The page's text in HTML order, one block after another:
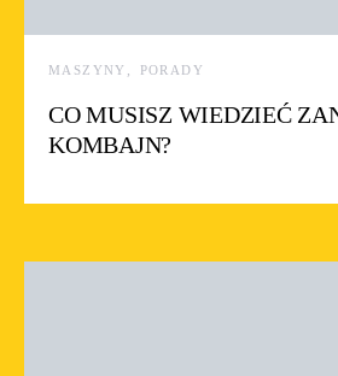
MASZYNY PORADY
CO MUSISZ WIEDZIEĆ
KOMBAJN?